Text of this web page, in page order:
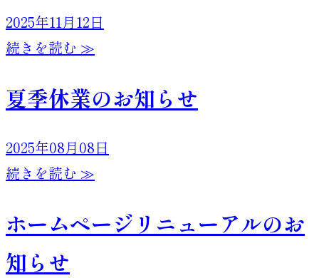
2025年11月12日
続きを読む ≫
夏季休業のお知らせ
2025年08月08日
続きを読む ≫
ホームページリニューアルのお
知らせ